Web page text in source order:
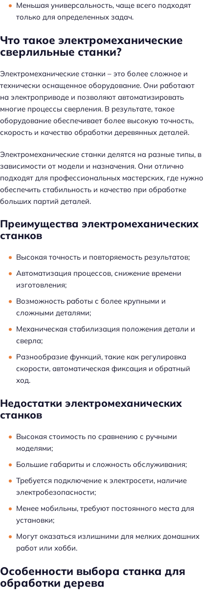
Меньшая универсальность, чаще всего подходят
только для определенных задач.
Что такое электромеханические
сверлильные станки?
Электромеханические станки – это более сложное и
технически оснащенное оборудование. Они работают
на электроприводе и позволяют автоматизировать
многие процессы сверления. В результате, такое
оборудование обеспечивает более высокую точность,
скорость и качество обработки деревянных деталей.
Электромеханические станки делятся на разные типы, в
зависимости от модели и назначения. Они отлично
подходят для профессиональных мастерских, где нужно
обеспечить стабильность и качество при обработке
больших партий деталей.
Преимущества электромеханических
станков
Высокая точность и повторяемость результатов;
Автоматизация процессов, снижение времени
изготовления;
Возможность работы с более крупными и
сложными деталями;
Механическая стабилизация положения детали и
сверла;
Разнообразие функций, такие как регулировка
скорости, автоматическая фиксация и обратный
ход.
Недостатки электромеханических
станков
Высокая стоимость по сравнению с ручными
моделями;
Большие габариты и сложность обслуживания;
Требуется подключение к электросети, наличие
электробезопасности;
Менее мобильны, требуют постоянного места для
установки;
Могут оказаться излишними для мелких домашних
работ или хобби.
Особенности выбора станка для
обработки дерева